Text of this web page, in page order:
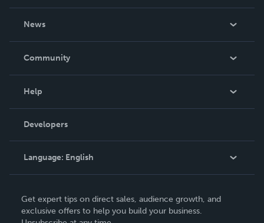
News
In The News
Community
Podcast
Help
Order Lookup
Knowledge Base
Contact Support
Developers
Language: English
Deutsch
Get expert tips on direct sales, audience growth, and
exclusive offers to help you build your business.